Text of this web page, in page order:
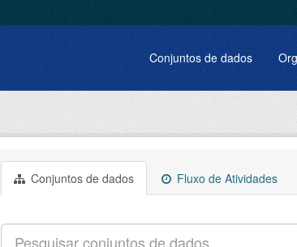
Conjuntos de dados
Conjuntos de dados Fluxo de Atividades